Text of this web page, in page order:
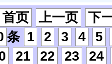
首页 上一页
下
条 1 2 3 4
5
21 22 23
24